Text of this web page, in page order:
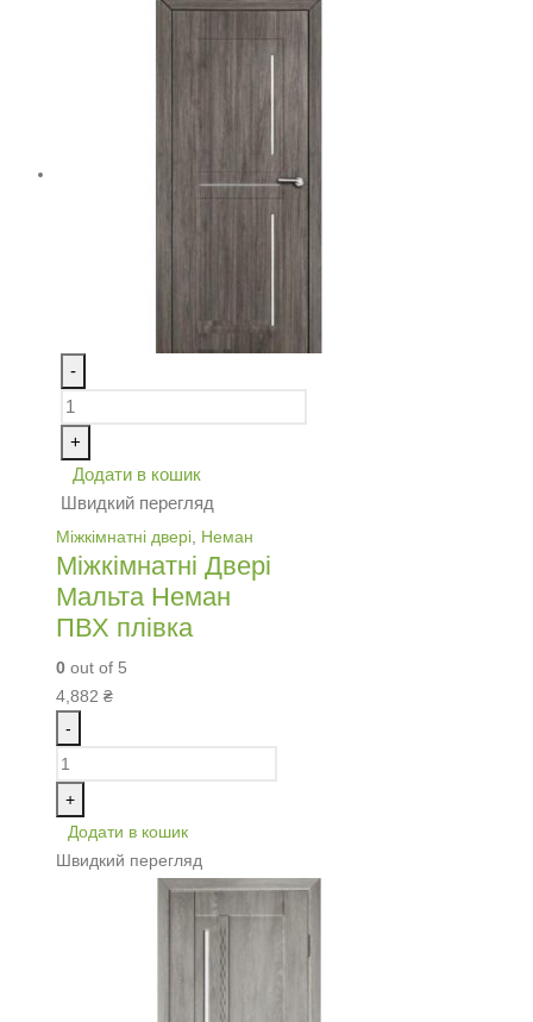
-
+
Додати в кошик
Швидкий перегляд
Міжкімнатні двері Неман
Міжкімнатні Двері
Мальта Неман
ПВХ плівка
0 out of 5
4,882 ₴
-
+
Додати в кошик
Швидкий перегляд